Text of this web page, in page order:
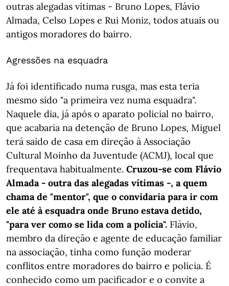
outras alegadas vítimas - Bruno Lopes, Flávio
Almada, Celso Lopes e Rui Moniz, todos atuais ou
antigos moradores do bairro.
Agressões na esquadra
Já foi identificado numa rusga, mas esta teria
mesmo sido "a primeira vez numa esquadra".
Naquele dia, já após o aparato policial no bairro,
que acabaria na detenção de Bruno Lopes, Miguel
terá saído de casa em direção à Associação
Cultural Moinho da Juventude (ACMJ), local que
frequentava habitualmente. Cruzou-se com Flávio
Almada - outra das alegadas vítimas -, a quem
chama de "mentor", que o convidaria para ir com
ele até à esquadra onde Bruno estava detido,
"para ver como se lida com a polícia". Flávio,
membro da direção e agente de educação familiar
na associação, tinha como função moderar
conflitos entre moradores do bairro e polícia. É
conhecido como um pacificador e o convite a